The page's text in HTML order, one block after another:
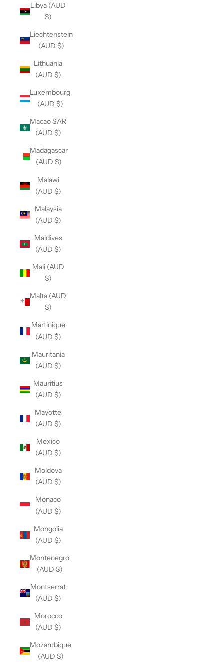
Libya (AUD
$)
Liechtenstein
(AUD $)
Lithuania
(AUD $)
Luxembourg
(AUD $)
Macao SAR
(AUD $)
Madagascar
(AUD $)
Malawi
(AUD $)
Malaysia
(AUD $)
Maldives
(AUD $)
Mali (AUD
$)
Malta (AUD
$)
Martinique
(AUD $)
Mauritania
(AUD $)
Mauritius
(AUD $)
Mayotte
(AUD $)
Mexico
(AUD $)
Moldova
(AUD $)
Monaco
(AUD $)
Mongolia
(AUD $)
Montenegro
(AUD $)
Montserrat
(AUD $)
Morocco
(AUD $)
Mozambique
(AUD $)